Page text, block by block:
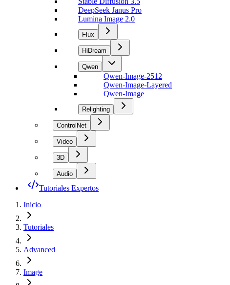
DeepSeek Janus Pro
Lumina Image 2.0
Flux
HiDream
Qwen
Qwen-Image-2512
Qwen-Image-Layered
Qwen-Image
Relighting
ControlNet
Video
3D
Audio
Tutoriales Expertos
Inicio
Tutoriales
Advanced
Image